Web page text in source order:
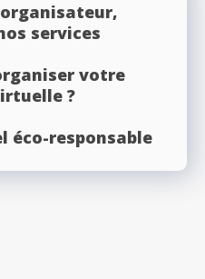
services
votre
?
éco-responsable